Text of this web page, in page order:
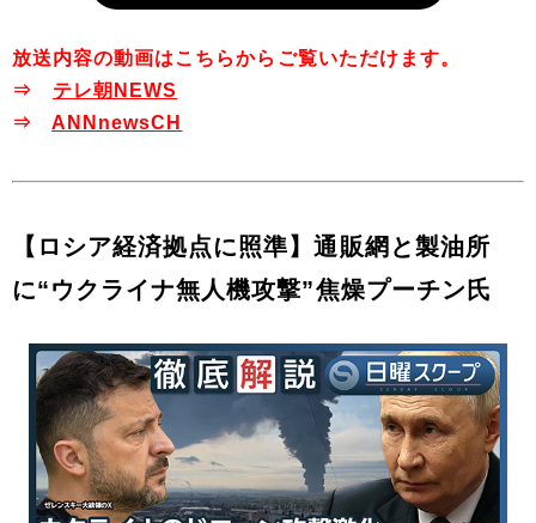
放送内容の動画はこちらからご覧いただけます。
⇒ テレ朝NEWS
⇒ANNnewsCH
【ロシア経済拠点に照準】通販網と製油所
に“ウクライナ無人機攻撃”焦燥プーチン氏